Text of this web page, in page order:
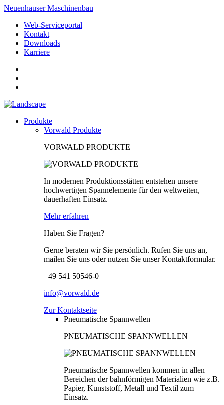
Neuenhauser Maschinenbau
Web-Serviceportal
Kontakt
Downloads
Karriere
Produkte
Vorwald Produkte
VORWALD PRODUKTE
In modernen Produktionsstätten entstehen unsere
hochwertigen Spannelemente für den weltweiten,
dauerhaften Einsatz.
Mehr erfahren
Haben Sie Fragen?
Gerne beraten wir Sie persönlich. Rufen Sie uns an,
mailen Sie uns oder nutzen Sie unser Kontaktformular.
+49 541 50546-0
info@vorwald.de
Zur Kontaktseite
Pneumatische Spannwellen
PNEUMATISCHE SPANNWELLEN
Pneumatische Spannwellen kommen in allen
Bereichen der bahnförmigen Materialien wie z.B.
Papier, Kunststoff, Metall und Textil zum
Einsatz.